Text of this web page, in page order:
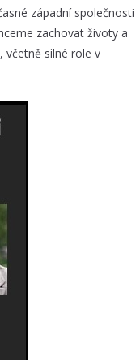
západní společnosti
zachovat životy a
včetně silné role v